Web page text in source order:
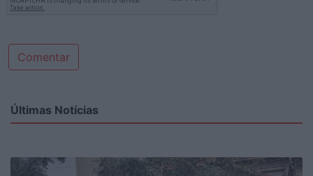
Comentar
Últimas Notícias